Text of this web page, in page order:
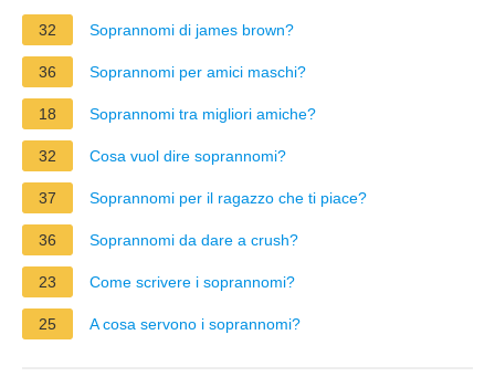
32 Soprannomi di james brown?
36 Soprannomi per amici maschi?
18 Soprannomi tra migliori amiche?
32 Cosa vuol dire soprannomi?
37 Soprannomi per il ragazzo che ti piace?
36 Soprannomi da dare a crush?
23 Come scrivere i soprannomi?
25 A cosa servono i soprannomi?